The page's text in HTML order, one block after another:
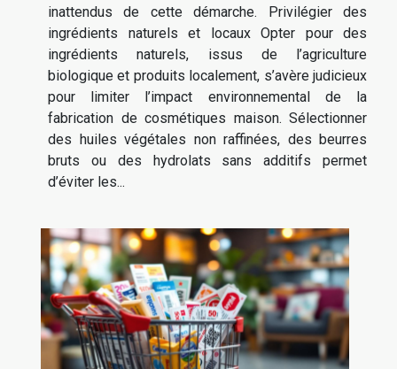
inattendus de cette démarche. Privilégier des
ingrédients naturels et locaux Opter pour des
ingrédients naturels, issus de l’agriculture
biologique et produits localement, s’avère judicieux
pour limiter l’impact environnemental de la
fabrication de cosmétiques maison. Sélectionner
des huiles végétales non raffinées, des beurres
bruts ou des hydrolats sans additifs permet
d’éviter les...